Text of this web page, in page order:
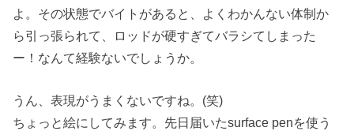
よ。その状態でバイトがあると、よくわかんない体制か
ら引っ張られて、ロッドが硬すぎてバラシてしまった
ー！なんて経験ないでしょうか。
うん、表現がうまくないですね。(笑)
ちょっと絵にしてみます。先日届いたsurface penを使う